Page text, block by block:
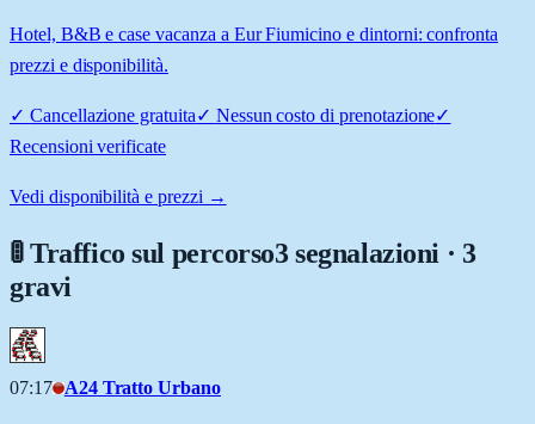
Hotel, B&B e case vacanza a Eur Fiumicino e dintorni: confronta
prezzi e disponibilità.
✓ Cancellazione gratuita✓ Nessun costo di prenotazione✓
Recensioni verificate
Vedi disponibilità e prezzi →
🚦 Traffico sul percorso3 segnalazioni · 3
gravi
07:17 A24 Tratto Urbano